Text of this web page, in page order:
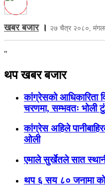
खबर बजार। २७ चैत्र २०८०,
"
थप खबर बजार
कांग्रेसको आधिकारिता
चरणमा, सम्भवतः भोली
कांग्रेस अहिले
ओली
एमाले सुर्खेतले सात
थप ६ सय ८० जनामा